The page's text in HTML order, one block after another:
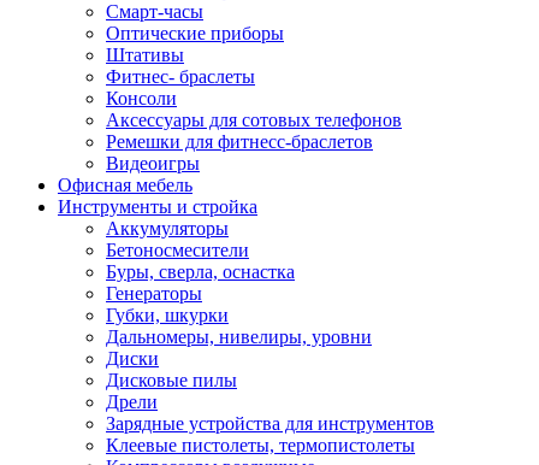
Смарт-часы
Оптические приборы
Штативы
Фитнес- браслеты
Консоли
Аксессуары для сотовых телефонов
Ремешки для фитнесс-браслетов
Видеоигры
Офисная мебель
Инструменты и стройка
Аккумуляторы
Бетоносмесители
Буры, сверла, оснастка
Генераторы
Губки, шкурки
Дальномеры, нивелиры, уровни
Диски
Дисковые пилы
Дрели
Зарядные устройства для инструментов
Клеевые пистолеты, термопистолеты